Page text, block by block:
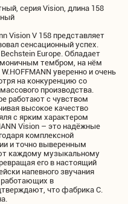
серия Vision, длина 158
Vision V 158 представляет
сенсационный успех.
Europe. Oбладает
тембром, на нём
уверенно и очень
на конкуренцию со
производства.
работают с чувством
высокое качество
с ярким характером
Vision – это надёжные
комплексной
и точно выверенным
каждому музыкальному
его в настоящий
напевного звучания
в
что фабрика C.